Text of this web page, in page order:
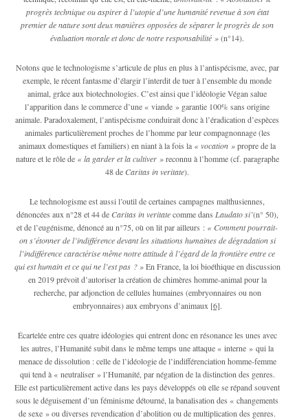
progrès technique ou aspirer à l’utopie d’une humanité revenue à son état
premier de nature sont deux manières opposées de séparer le progrès de son
évaluation morale et donc de notre responsabilité »(n°14).
Notons que le technologisme s’articule de plus en plus à l’antispécisme, avec, par
exemple, le récent fantasme d’élargir l’interdit de tuer à l’ensemble du monde
animal, grâce aux biotechnologies. C’est ainsi que l’idéologie Végan salue
l’apparition dans le commerce d’une « viande » garantie 100% sans origine
animale. Paradoxalement, l’antispécisme conduirait donc à l’éradication d’espèces
animales particulièrement proches de l’homme par leur compagnonnage (les
animaux domestiques et familiers) en niant à la fois la « vocation »propre de la
nature et le rôle de « la garder et la cultiver »reconnu à l’homme (cf. paragraphe
48 de Caritas in veritate).
Le technologisme est aussi l’outil de certaines campagnes malthusiennes,
dénoncées aux n°28 et 44 de Caritas in veritatecomme dans Laudato si’(n° 50),
et de l’eugénisme, dénoncé au n°75, où on lit par ailleurs : « Comment pourrait-
on s’étonner de l’indifférence devant les situations humaines de dégradation si
l’indifférence caractérise même notre attitude à l’égard de la frontière entre ce
qui est humain et ce qui ne l’est pas ? »En France, la loi bioéthique en discussion
en 2019 prévoit d’autoriser la création de chimères homme-animal pour la
recherche, par adjonction de cellules humaines (embryonnaires ou non
embryonnaires) aux embryons d’animaux [6].
Écartelée entre ces quatre idéologies qui entrent donc en résonance les unes avec
les autres, l’Humanité subit dans le même temps une attaque « interne » qui la
menace de dissolution : celle de l’idéologie de l’indifférenciation homme-femme
qui tend à « neutraliser » l’Humanité, par négation de la distinction des genres.
Elle est particulièrement active dans les pays développés où elle se répand souvent
sous le déguisement d’un féminisme détourné, la banalisation des « changements
de sexe » ou diverses revendication d’abolition ou de multiplication des genres.